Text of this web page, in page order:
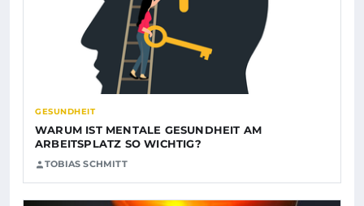
GESUNDHEIT
WARUM IST MENTALE GESUNDHEIT AM
ARBEITSPLATZ SO WICHTIG?
TOBIAS SCHMITT